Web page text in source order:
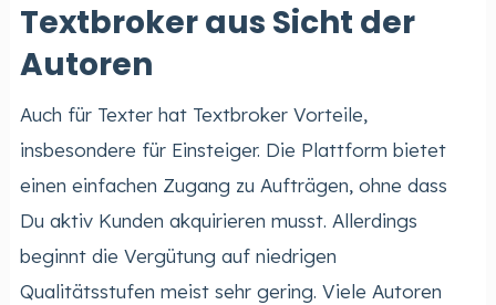
Textbroker aus Sicht der
Autoren
Auch für Texter hat Textbroker Vorteile,
insbesondere für Einsteiger. Die Plattform bietet
einen einfachen Zugang zu Aufträgen, ohne dass
Du aktiv Kunden akquirieren musst. Allerdings
beginnt die Vergütung auf niedrigen
Qualitätsstufen meist sehr gering. Viele Autoren